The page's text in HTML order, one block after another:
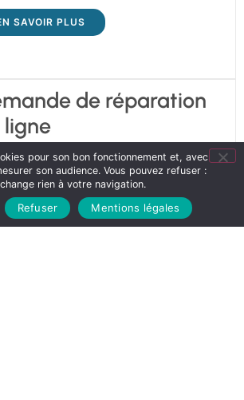
SAVOIR PLUS
de réparation
ligne
une demande de prise en charge auprès
Service Après Ventedirectement en
DE SAV
pour son bon fonctionnement et, avec
son audience. Vous pouvez refuser :
rien à votre navigation.
Refuser Mentions légales